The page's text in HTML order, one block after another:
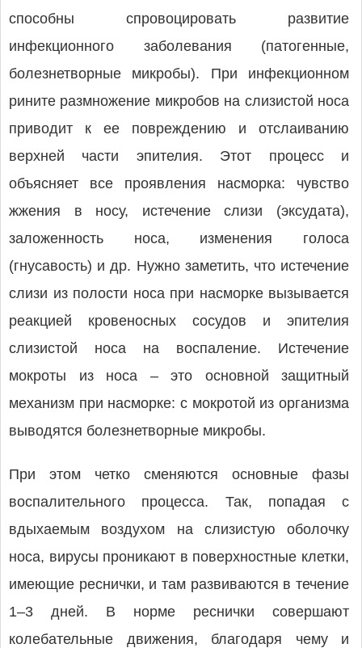
способны спровоцировать развитие
инфекционного заболевания (патогенные,
болезнетворные микробы). При инфекционном
рините размножение микробов на слизистой носа
приводит к ее повреждению и отслаиванию
верхней части эпителия. Этот процесс и
объясняет все проявления насморка: чувство
жжения в носу, истечение слизи (эксудата),
заложенность носа, изменения голоса
(гнусавость) и др. Нужно заметить, что истечение
слизи из полости носа при насморке вызывается
реакцией кровеносных сосудов и эпителия
слизистой носа на воспаление. Истечение
мокроты из носа – это основной защитный
механизм при насморке: с мокротой из организма
выводятся болезнетворные микробы.
При этом четко сменяются основные фазы
воспалительного процесса. Так, попадая с
вдыхаемым воздухом на слизистую оболочку
носа, вирусы проникают в поверхностные клетки,
имеющие реснички, и там развиваются в течение
1–3 дней. В норме реснички совершают
колебательные движения, благодаря чему и